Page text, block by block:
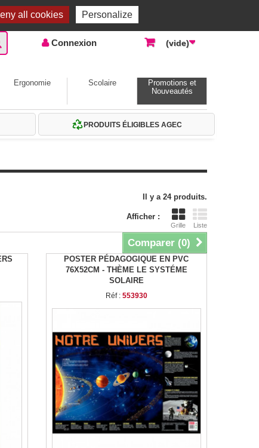
Accueil | Contactez-nous
Connexion (vide)
Ergonomie Scolaire
Promotions et
Nouveautés
PRODUITS ÉLIGIBLES AGEC
Il y a 24 produits.
Afficher :
Grille Liste
Comparer (0)
POSTER PÉDAGOGIQUE EN PVC
76X52CM - THÈME LE SYSTÉME
SOLAIRE
Réf : 553930
all cookies Personalize